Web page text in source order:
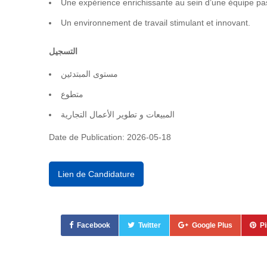
Une expérience enrichissante au sein d’une équipe
Un environnement de travail stimulant et innovant.
التسجيل
مستوى المبتدئين
متطوع
المبيعات و تطوير الأعمال التجارية
Date de Publication: 2026-05-18
Lien de Candidature
Facebook Twitter Google Plus